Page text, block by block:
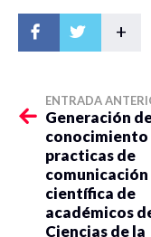
+
ENTRADA
Generación
conocimiento
practicas de
comunicación
científica de
académicos
Ciencias de la